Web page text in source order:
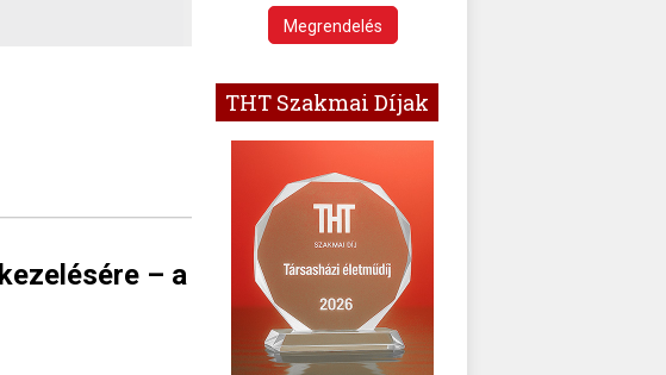
– a
Megrendelés
THT Szakmai Díjak